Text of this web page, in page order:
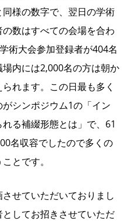
様の数字で、翌日の学術
数はすべての会場を合わ
術大会参加登録者が404名
内には2,000名の方は朝か
れます。この日最も多く
シンポジウム1の「イン
る補綴形態とは」で、61
名収容でしたので多くの
とです。
せていただいておりまし
してお招きさせていただ